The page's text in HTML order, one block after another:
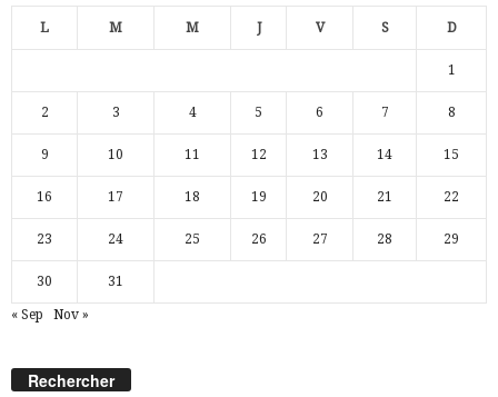
L M M J V S D
1
2 3 4 5 6 7 8
9 10 11 12 13 14 15
16 17 18 19 20 21 22
23 24 25 26 27 28 29
30 31
« Sep Nov »
Rechercher